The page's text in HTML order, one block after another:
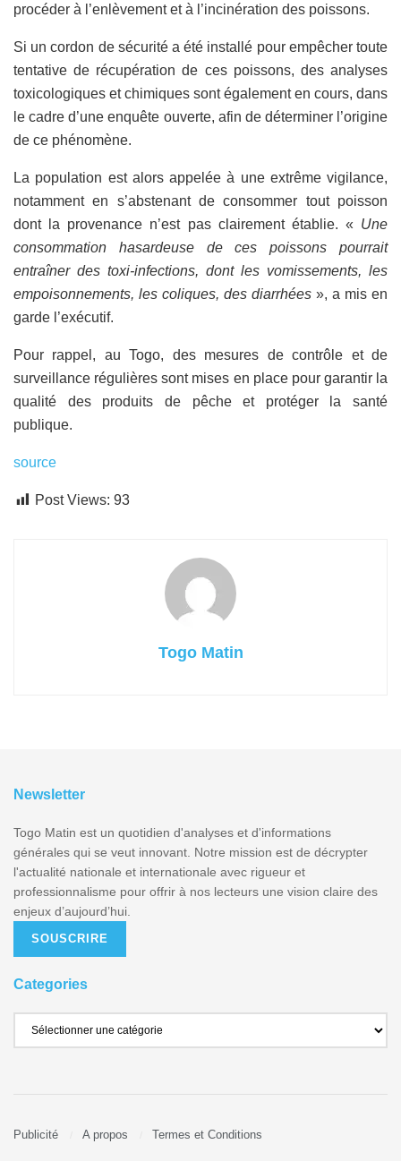
procéder à l’enlèvement et à l’incinération des poissons.
Si un cordon de sécurité a été installé pour empêcher toute
tentative de récupération de ces poissons, des analyses
toxicologiques et chimiques sont également en cours, dans
le cadre d’une enquête ouverte, afin de déterminer l’origine
de ce phénomène.
La population est alors appelée à une extrême vigilance,
notamment en s’abstenant de consommer tout poisson
dont la provenance n’est pas clairement établie. « Une
consommation hasardeuse de ces poissons pourrait
entraîner des toxi-infections, dont les vomissements, les
empoisonnements, les coliques, des diarrhées », a mis en
garde l’exécutif.
Pour rappel, au Togo, des mesures de contrôle et de
surveillance régulières sont mises en place pour garantir la
qualité des produits de pêche et protéger la santé
publique.
source
Post Views: 93
Togo Matin
Newsletter
Togo Matin est un quotidien d'analyses et d'informations
générales qui se veut innovant. Notre mission est de décrypter
l'actualité nationale et internationale avec rigueur et
professionnalisme pour offrir à nos lecteurs une vision claire des
enjeux d’aujourd’hui.
SOUSCRIRE
Categories
Publicité A propos Termes et Conditions